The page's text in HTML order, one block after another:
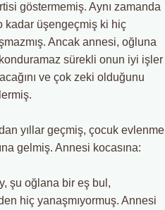
göstermemiş. Aynı zamanda
kadar üşengeçmiş ki hiç
Ancak annesi, oğluna
sürekli onun iyi işler
ve çok zeki olduğunu
yıllar geçmiş, çocuk evlenme
gelmiş. Annesi kocasına:
şu oğlana bir eş bul,
hiç yanaşmıyormuş. Annesi